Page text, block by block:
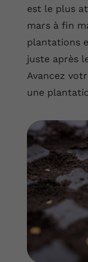
est le plus
mars à fin
plantations
juste après
Avancez
une